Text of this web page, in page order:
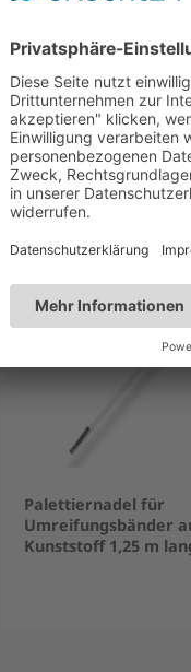
gekauft
Palettiernadel für
Umreifungsbänder
Kunststoff 1,25 m